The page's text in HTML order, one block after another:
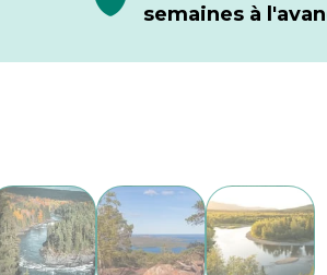
semaines à